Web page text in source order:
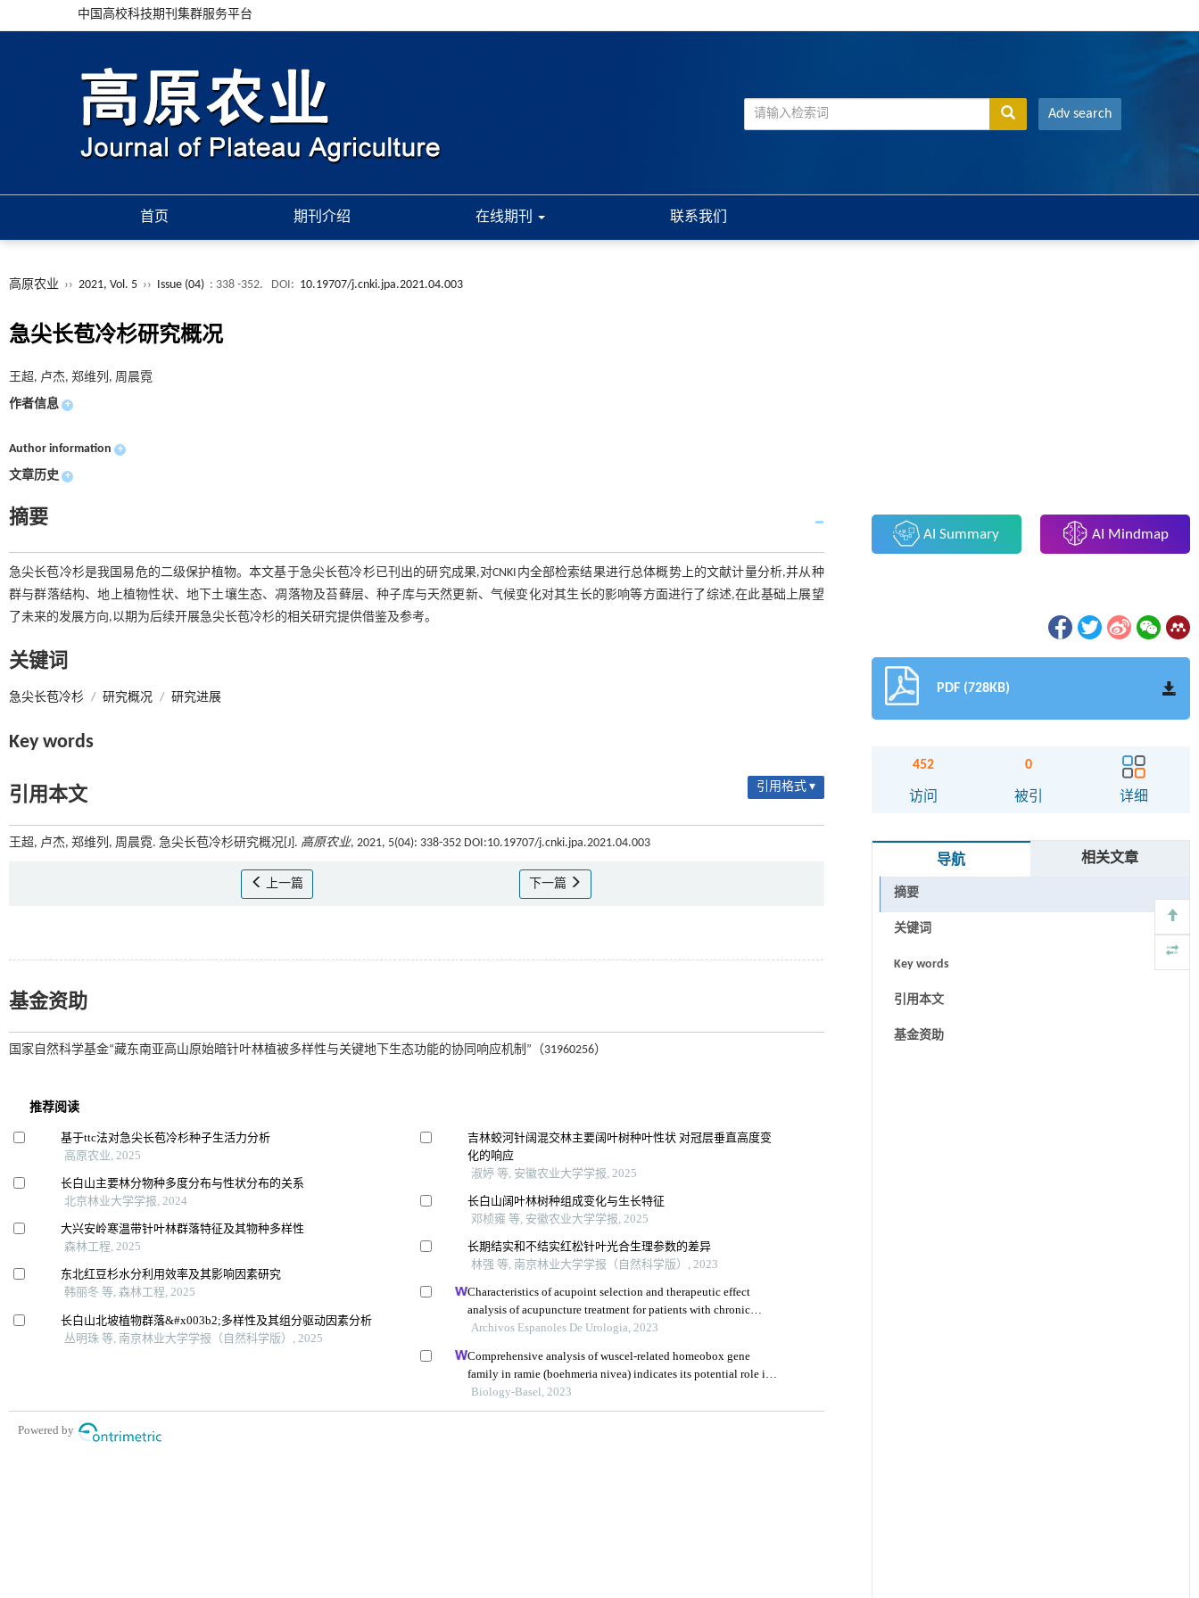
中国高校科技期刊集群服务平台
Adv search
首页 期刊介绍 在线期刊 联系我们
高原农业 ›› 2021, Vol. 5 ›› Issue (04) : 338 -352. DOI: 10.19707/j.cnki.jpa.2021.04.003
急尖长苞冷杉研究概况
王超, 卢杰, 郑维列, 周晨霓
作者信息 +
Author information +
文章历史 +
摘要
急尖长苞冷杉是我国易危的二级保护植物。本文基于急尖长苞冷杉已刊出的研究成果,对CNKI内全部检索结果进行总体概势上的文献计量分析,并从种
群与群落结构、地上植物性状、地下土壤生态、凋落物及苔藓层、种子库与天然更新、气候变化对其生长的影响等方面进行了综述,在此基础上展望
了未来的发展方向,以期为后续开展急尖长苞冷杉的相关研究提供借鉴及参考。
关键词
急尖长苞冷杉 / 研究概况 / 研究进展
Key words
引用本文 引用格式 ▾
王超, 卢杰, 郑维列, 周晨霓. 急尖长苞冷杉研究概况[J]. 高原农业, 2021, 5(04): 338-352 DOI:10.19707/j.cnki.jpa.2021.04.003
上一篇 下一篇
基金资助
国家自然科学基金“藏东南亚高山原始暗针叶林植被多样性与关键地下生态功能的协同响应机制”（31960256）
AI Summary AI Mindmap
PDF (728KB)
452
访问
0
被引 详细
导航 相关文章
摘要
关键词
Key words
引用本文
基金资助